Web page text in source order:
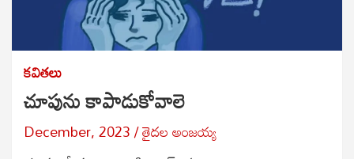
కవితలు
చూపును కాపాడుకోవాలె
December, 2023 తైదల అంజయ్య